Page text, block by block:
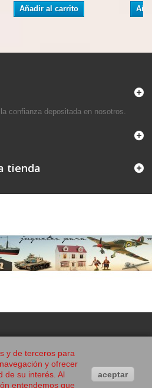
Añadir al carrito
confianza depositada en nosotros.
tienda
y de terceros para
y ofrecer
de su interés. Al
entendemos que
aceptar